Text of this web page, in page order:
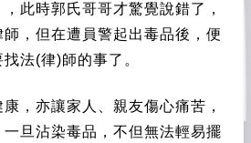
此時郭氏哥哥才驚覺說錯了，
，但在遭員警起出毒品後，便
法(律)師的事了。
，亦讓家人、親友傷心痛苦，
旦沾染毒品，不但無法輕易擺